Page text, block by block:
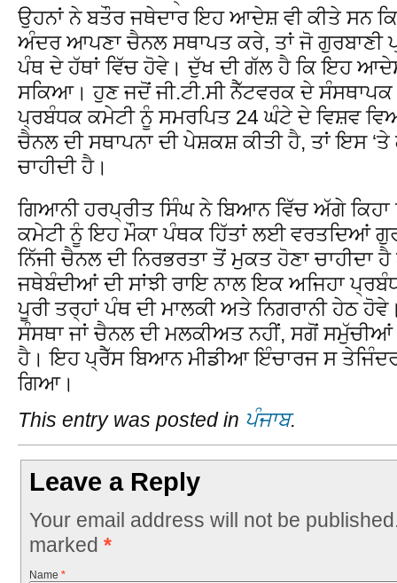
ਉਹਨਾਂ ਨੇ ਬਤੌਰ ਜਥੇਦਾਰ ਇਹ ਆਦੇਸ਼ ਵੀ ਕੀਤੇ ਸਨ
ਅੰਦਰ ਆਪਣਾ ਚੈਨਲ ਸਥਾਪਤ ਕਰੇ, ਤਾਂ ਜੋ ਗੁਰਬਾਣੀ
ਪੰਥ ਦੇ ਹੱਥਾਂ ਵਿੱਚ ਹੋਵੇ। ਦੁੱਖ ਦੀ ਗੱਲ ਹੈ ਕਿ ਇਹ
ਸਕਿਆ। ਹੁਣ ਜਦੋਂ ਜੀ.ਟੀ.ਸੀ ਨੈੱਟਵਰਕ ਦੇ
ਪ੍ਰਬੰਧਕ ਕਮੇਟੀ ਨੂੰ ਸਮਰਪਿਤ 24 ਘੰਟੇ ਦੇ ਵਿਸ਼ਵ
ਚੈਨਲ ਦੀ ਸਥਾਪਨਾ ਦੀ ਪੇਸ਼ਕਸ਼ ਕੀਤੀ ਹੈ, ਤਾਂ ਇਸ ‘ਤੇ
ਚਾਹੀਦੀ ਹੈ।
ਗਿਆਨੀ ਹਰਪ੍ਰੀਤ ਸਿੰਘ ਨੇ ਬਿਆਨ ਵਿੱਚ ਅੱਗੇ
ਕਮੇਟੀ ਨੂੰ ਇਹ ਮੌਕਾ ਪੰਥਕ ਹਿੱਤਾਂ ਲਈ ਵਰਤਦਿਆਂ
ਨਿੱਜੀ ਚੈਨਲ ਦੀ ਨਿਰਭਰਤਾ ਤੋਂ ਮੁਕਤ ਹੋਣਾ
ਜਥੇਬੰਦੀਆਂ ਦੀ ਸਾਂਝੀ ਰਾਇ ਨਾਲ ਇਕ ਅਜਿਹਾ
ਪੂਰੀ ਤਰ੍ਹਾਂ ਪੰਥ ਦੀ ਮਾਲਕੀ ਅਤੇ ਨਿਗਰਾਨੀ ਹੇਠ
ਸੰਸਥਾ ਜਾਂ ਚੈਨਲ ਦੀ ਮਲਕੀਅਤ ਨਹੀਂ, ਸਗੋਂ ਸਮੁੱਚੀਆਂ
ਹੈ। ਇਹ ਪ੍ਰੈੱਸ ਬਿਆਨ ਮੀਡੀਆ ਇੰਚਾਰਜ ਸ ਤੇਜਿੰਦਰ
ਗਿਆ।
This entry was posted in ਪੰਜਾਬ.
Leave a Reply
Your email address will not be
marked *
Name *